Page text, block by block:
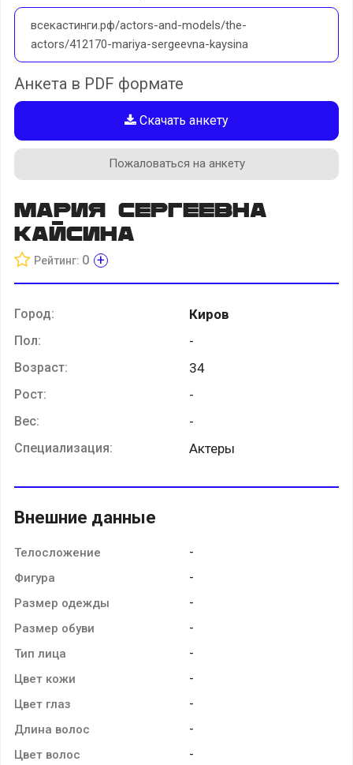
всекастинги.рф/actors-and-models/the-
actors/412170-mariya-sergeevna-kaysina
Анкета в PDF формате
Скачать анкету
Пожаловаться на анкету
Мария Сергеевна
Кайсина
Рейтинг: 0 +
Город: Киров
Пол: -
Возраст: 34
Рост: -
Вес: -
Специализация: Актеры
Внешние данные
Телосложение -
Фигура -
Размер одежды -
Размер обуви -
Тип лица -
Цвет кожи -
Цвет глаз -
Длина волос -
Цвет волос -